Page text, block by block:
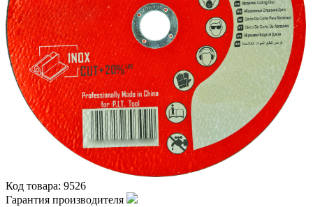
Код товара: 9526
Гарантия производителя